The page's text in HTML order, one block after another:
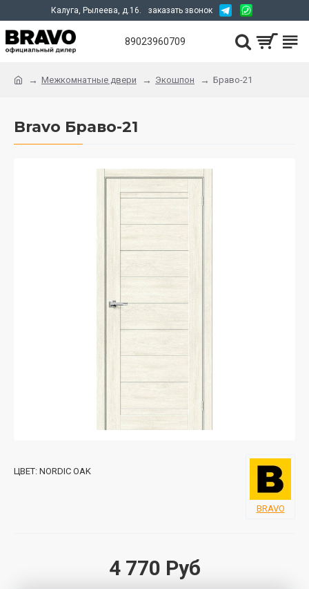
Калуга, Рылеева, д.16. заказать звонок
89023960709
Межкомнатные двери Экошпон Браво-21
Bravo Браво-21
4 770 Руб
ЦВЕТ: NORDIC OAK
BRAVO